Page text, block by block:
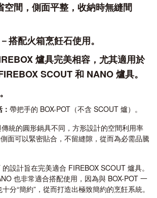
空間，側面平整，收納時無縫間
搭配火箱烹飪石使用。
爐具完美相容，尤其適用於
SCOUT 和 NANO 爐具。
帶把手的 BOX-POT（不含 SCOUT 爐）。
統的圓形鍋具不同，方形設計的空間利用率
面可以緊密貼合，不留縫隙，從而為必需品騰
設計旨在完美適合 FIREBOX SCOUT 爐具。
也非常適合搭配使用，因為與 BOX-POT 一
分“簡約”，從而打造出極致簡約的烹飪系統。